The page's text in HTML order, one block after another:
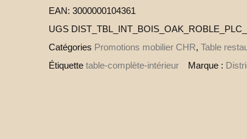
EAN: 3000000104361
UGS
Catégories Promotions mobilier CHR, Table
Étiquette table-complète-intérieur Marque :